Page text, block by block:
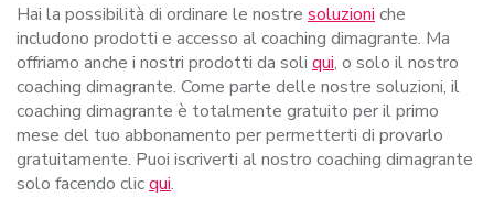
Hai la possibilità di ordinare le nostre soluzioni che
includono prodotti e accesso al coaching dimagrante. Ma
offriamo anche i nostri prodotti da soli qui, o solo il nostro
coaching dimagrante. Come parte delle nostre soluzioni, il
coaching dimagrante è totalmente gratuito per il primo
mese del tuo abbonamento per permetterti di provarlo
gratuitamente. Puoi iscriverti al nostro coaching dimagrante
solo facendo clicqui.